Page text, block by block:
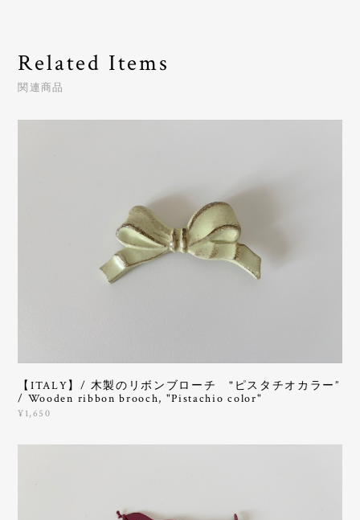
Related Items
関連商品
【ITALY】/ 木製のリボンブローチ "ピスタチオカラー”
/ Wooden ribbon brooch, "Pistachio color"
¥1,650